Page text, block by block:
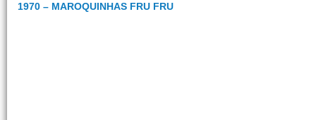
1970 – MAROQUINHAS FRU FRU